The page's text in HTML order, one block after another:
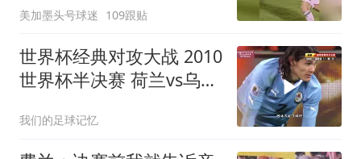
美加墨头号球迷 109跟贴
世界杯经典对攻大战 2010
世界杯半决赛 荷兰vs乌拉
我们的足球记忆